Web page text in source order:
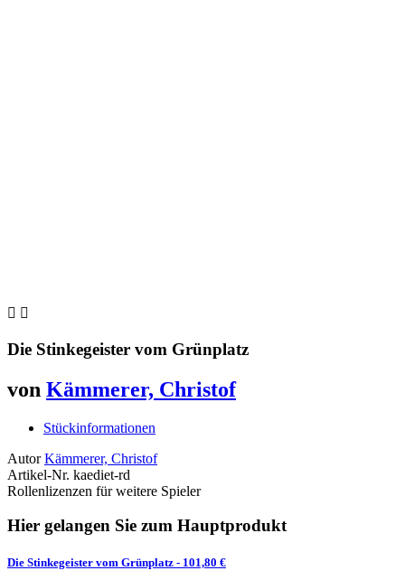
 
Die Stinkegeister vom Grünplatz
von Kämmerer, Christof
Stückinformationen
Autor Kämmerer, Christof
Artikel-Nr. kaediet-rd
Rollenlizenzen für weitere Spieler
Hier gelangen Sie zum Hauptprodukt
Die Stinkegeister vom Grünplatz - 101,80 €